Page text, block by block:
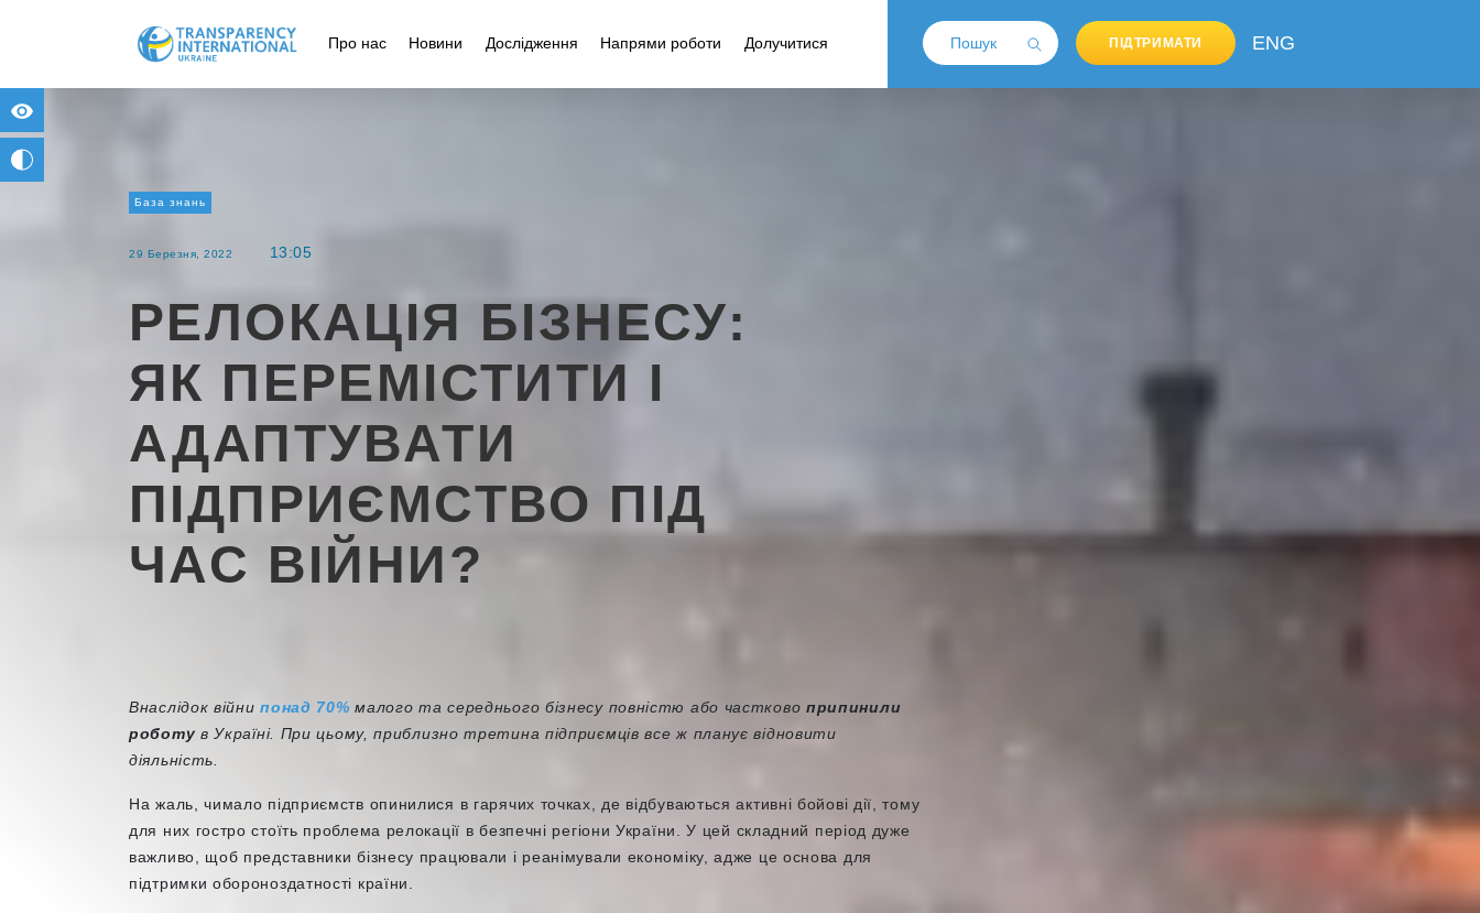
Про нас Новини Дослідження Напрями роботи Долучитися ПІДТРИМАТИ ENG
База знань
29 Березня, 2022 13:05
РЕЛОКАЦІЯ БІЗНЕСУ:
ЯК ПЕРЕМІСТИТИ І
АДАПТУВАТИ
ПІДПРИЄМСТВО ПІД
ЧАС ВІЙНИ?
Внаслідок війнипонад 70% малого та середнього бізнесу повністю або частково припинили
роботу в Україні. При цьому, приблизно третина підприємців все ж планує відновити
діяльність.
На жаль, чимало підприємств опинилися в гарячих точках, де відбуваються активні бойові дії, тому
для них гостро стоїть проблема релокації в безпечні регіони України. У цей складний період дуже
важливо, щоб представники бізнесу працювали і реанімували економіку, адже це основа для
підтримки обороноздатності країни.